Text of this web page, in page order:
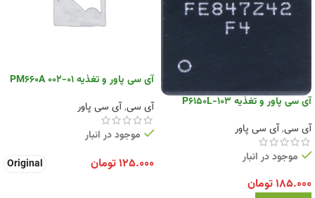
آی سی پاور و تغذیه P6150L-103
آی سی,آی سی پاور
موجود در انبار
۱۸۵.۰۰۰تومان
آی سی پاور و تغذیه PM660A 002-01
آی سی,آی سی پاور
موجود در انبار
۱۲۵.۰۰۰تومان Original